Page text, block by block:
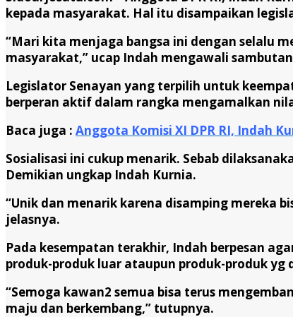
kepada masyarakat. Hal itu disampaikan
“Mari kita menjaga bangsa ini dengan selalu
masyarakat,” ucap Indah mengawali
Legislator Senayan yang terpilih untuk
berperan aktif dalam rangka mengamalkan
Baca juga : Anggota Komisi XI DPR RI, Indah
Sosialisasi ini cukup menarik. Sebab
Demikian ungkap Indah Kurnia.
“Unik dan menarik karena disamping mereka
jelasnya.
Pada kesempatan terakhir, Indah berpesan
produk-produk luar ataupun produk-produk yg
“Semoga kawan2 semua bisa terus
maju dan berkembang,” tutupnya.